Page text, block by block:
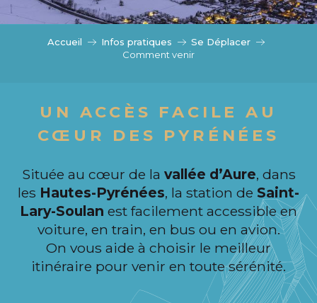
i
Accueil Infos pratiques
Se Déplacer
Comment venir
UN ACCÈS FACILE AU
CŒUR DES PYRÉNÉES
Située au cœur de la vallée d’Aure, dans
les Hautes-Pyrénées, la station de Saint-
Lary-Soulan est facilement accessible en
voiture, en train, en bus ou en avion.
On vous aide à choisir le meilleur
itinéraire pour venir en toute sérénité.